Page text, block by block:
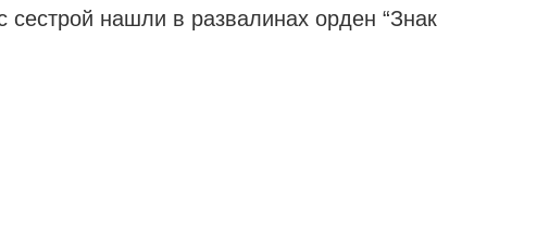
нашли в развалинах орден “Знак